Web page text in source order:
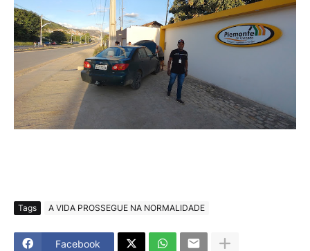
Tags A VIDA PROSSEGUE NA NORMALIDADE
Facebook